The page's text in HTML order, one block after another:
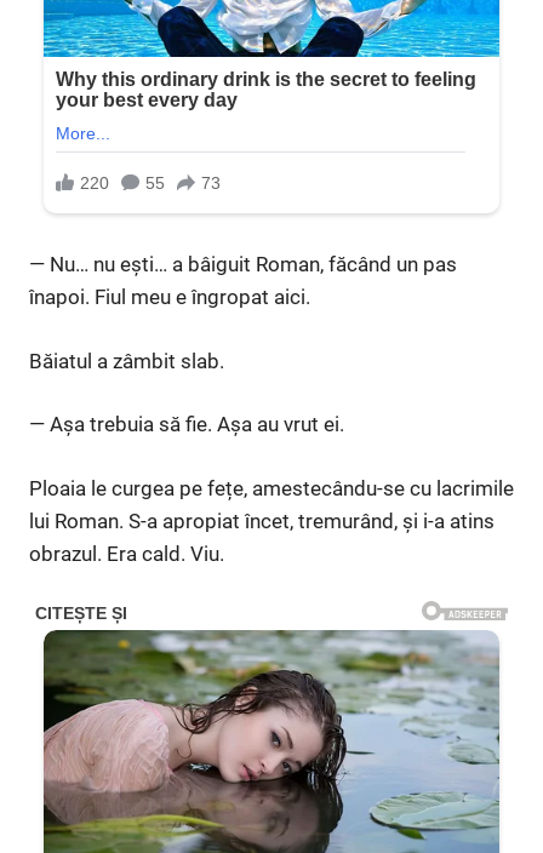
— Nu… nu ești… a bâiguit Roman, făcând un pas
înapoi. Fiul meu e îngropat aici.
Băiatul a zâmbit slab.
— Așa trebuia să fie. Așa au vrut ei.
Ploaia le curgea pe fețe, amestecându-se cu lacrimile
lui Roman. S-a apropiat încet, tremurând, și i-a atins
obrazul. Era cald. Viu.